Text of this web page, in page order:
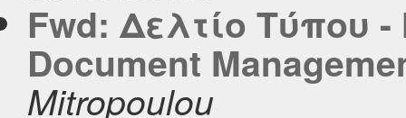
Fwd: Δελτίο Τύπου
Document
Mitropoulou